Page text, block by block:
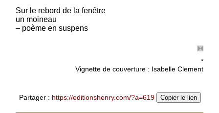
Prix : 15.00 €
Sur le rebord de la fenêtre
un moineau
– poème en suspens
*
Vignette de couverture : Isabelle Clement
Partager : https://editionshenry.com/?a=619 Copier le lien